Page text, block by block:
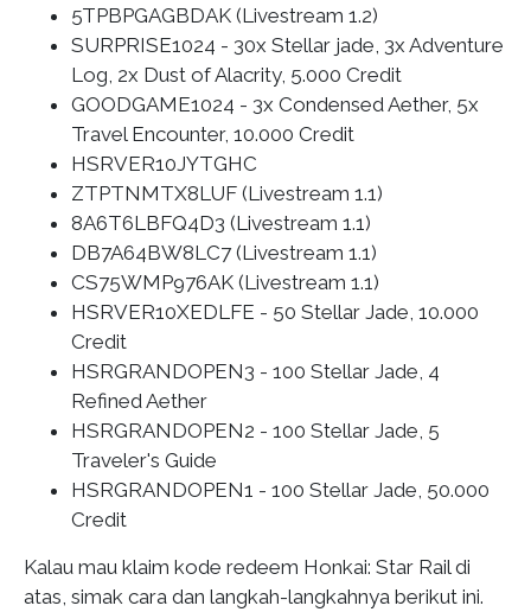
5TPBPGAGBDAK (Livestream 1.2)
SURPRISE1024 - 30x Stellar jade, 3x Adventure
Log, 2x Dust of Alacrity, 5.000 Credit
GOODGAME1024 - 3x Condensed Aether, 5x
Travel Encounter, 10.000 Credit
HSRVER10JYTGHC
ZTPTNMTX8LUF (Livestream 1.1)
8A6T6LBFQ4D3 (Livestream 1.1)
DB7A64BW8LC7 (Livestream 1.1)
CS75WMP976AK (Livestream 1.1)
HSRVER10XEDLFE - 50 Stellar Jade, 10.000
Credit
HSRGRANDOPEN3 - 100 Stellar Jade, 4
Refined Aether
HSRGRANDOPEN2 - 100 Stellar Jade, 5
Traveler's Guide
HSRGRANDOPEN1 - 100 Stellar Jade, 50.000
Credit
Kalau mau klaim kode redeem Honkai: Star Rail di
atas, simak cara dan langkah-langkahnya berikut ini.